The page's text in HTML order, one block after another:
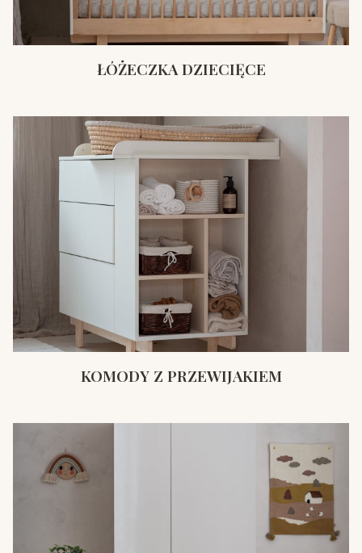
ŁÓŻECZKA DZIECIĘCE
KOMODY Z PRZEWIJAKIEM